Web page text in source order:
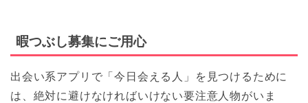
暇つぶし募集にご用心
出会い系アプリで「今日会える人」を見つけるために
は、絶対に避けなければいけない要注意人物がいま